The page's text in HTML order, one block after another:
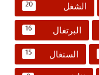
الشغل 20
البرتغال 16
السنغال 15